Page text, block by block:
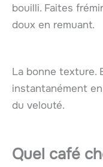
bouilli. Faites
doux en remuant.
La bonne texture.
instantanément
du velouté.
Quel café